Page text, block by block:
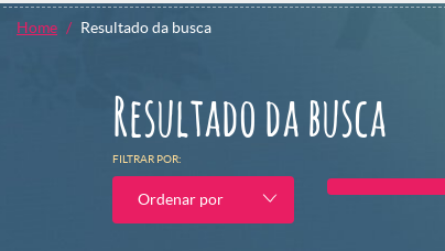
Home Resultado da busca
Resultado da busca
FILTRAR POR:
Ordenar por